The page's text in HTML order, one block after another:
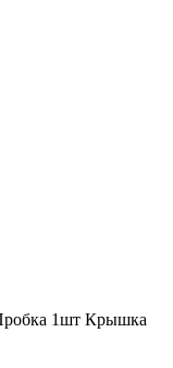
1шт Крышка